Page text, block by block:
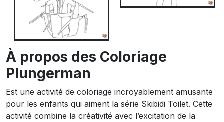
À propos des Coloriage
Plungerman
Est une activité de coloriage incroyablement amusante
pour les enfants qui aiment la série Skibidi Toilet. Cette
activité combine la créativité avec l’excitation de la